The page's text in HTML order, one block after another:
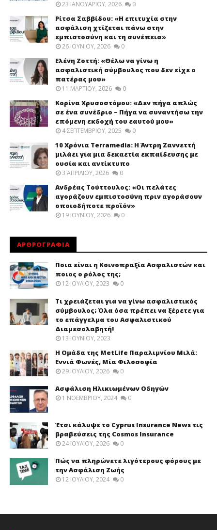
23 ΙΑΝΟΥΑΡΊΟΥ, 2026 0
Ρίτσα Σαββίδου: «Η επιτυχία στην
ασφάλιση χτίζεται πάνω στην
εμπιστοσύνη και τη συνέπεια»
26 ΙΟΥΝΊΟΥ, 2026 0
Ελένη Ζοττή: «Θέλω να γίνω η
ασφαλιστική σύμβουλος που δεν είχε ο
πατέρας μου»
11 ΜΑΡΤΊΟΥ, 2026 0
Κορίνα Χρυσοστόμου: «Δεν πήγα απλώς
σε ένα συνέδριο – Πήγα να συναντήσω την
επόμενη εκδοχή του εαυτού μου»
4 ΣΕΠΤΕΜΒΡΊΟΥ, 2025 0
10 Χρόνια Terramedia: Η Άντρη Ζαννεττή
μιλάει για μια δεκαετία εκπαίδευσης με
ουσία και αντίκτυπο
3 ΑΠΡΙΛΊΟΥ, 2026 0
Ανδρέας Τούττουλος: «Οι πελάτες
αγοράζουν εμπιστοσύνη πριν αγοράσουν
οποιοδήποτε προϊόν»
19 ΙΟΥΝΊΟΥ, 2026 0
ΑΡΘΡΟΓΡΑΦΙΑ
Ποια είναι η Κοινοπραξία Ασφαλιστών και
ποιος ο ρόλος της;
12 ΙΟΥΛΊΟΥ, 2023 0
Τι χρειάζεται για να γίνω ασφαλιστικός
σύμβουλος; Όλα όσα πρέπει να ξέρετε για
το επάγγελμα του Ασφαλιστικού
Διαμεσολαβητή!
13 ΙΟΥΝΊΟΥ, 2023
Η Ομάδα της MetLife Παραλιμνίου Μιλά:
Εννιά Φωνές, Μία Φιλοσοφία
29 ΙΟΥΛΊΟΥ, 2026 0
Ασφάλιση Ηλικιωμένων Οδηγών
1 ΝΟΕΜΒΡΊΟΥ, 2024 0
Έτσι κάλυψε το Cyprus Insurance News τις
βραβεύσεις της Cosmos Insurance
24 ΙΟΥΛΊΟΥ, 2026 0
Πώς να πληρώνετε λιγότερους φόρους με
την Ασφάλιση Ζωής
12 ΙΟΥΛΊΟΥ, 2024 0